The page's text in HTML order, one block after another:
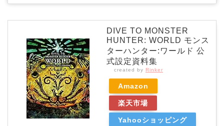
DIVE TO MONSTER
HUNTER: WORLD モンス
ターハンター:ワールド 公
式設定資料集
created by Rinker
Amazon
楽天市場
Yahooショッピング